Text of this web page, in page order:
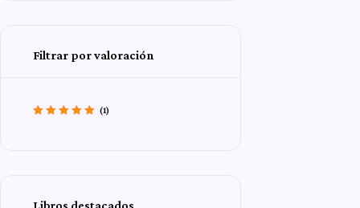
Filtrar por valoración
(1)
Libros destacados